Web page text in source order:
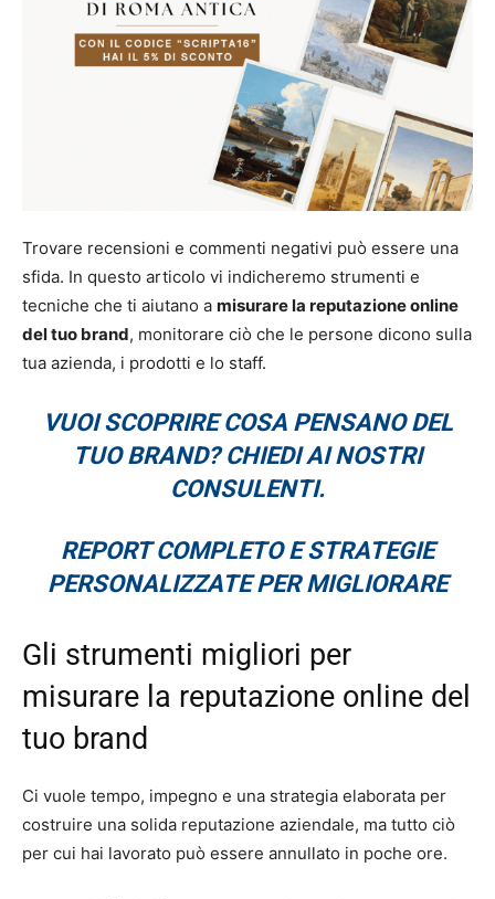
Trovare recensioni e commenti negativi può essere una
sfida. In questo articolo vi indicheremo strumenti e
tecniche che ti aiutano a misurare la reputazione online
del tuo brand, monitorare ciò che le persone dicono sulla
tua azienda, i prodotti e lo staff.
VUOI SCOPRIRE COSA PENSANO DEL
TUO BRAND? CHIEDI AI NOSTRI
CONSULENTI.
REPORT COMPLETO E STRATEGIE
PERSONALIZZATE PER MIGLIORARE
Gli strumenti migliori per
misurare la reputazione online del
tuo brand
Ci vuole tempo, impegno e una strategia elaborata per
costruire una solida reputazione aziendale, ma tutto ciò
per cui hai lavorato può essere annullato in poche ore.